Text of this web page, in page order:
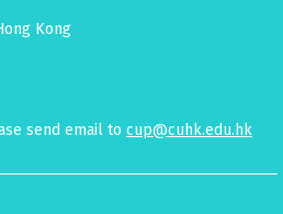
Kong
send email to cup@cuhk.edu.hk